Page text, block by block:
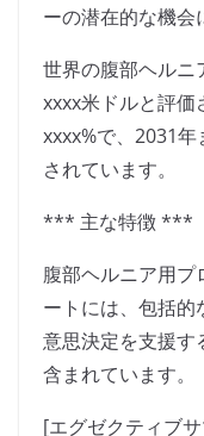
ーの潜在的な機会
世界の腹部ヘルニ
xxxx米ドルと評価
xxxx%で、2031
されています。
*** 主な特徴 ***
腹部ヘルニア用プ
ートには、包括
意思決定を支援す
含まれています。
[エグゼクティブ